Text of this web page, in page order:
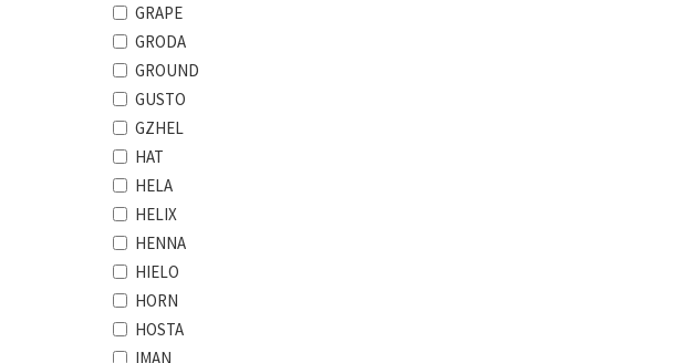
GRAPE
GRODA
GROUND
GUSTO
GZHEL
HAT
HELA
HELIX
HENNA
HIELO
HORN
HOSTA
IMAN